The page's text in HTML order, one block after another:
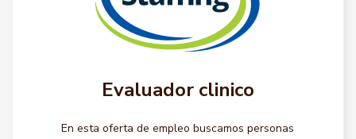
Evaluador clinico
En esta oferta de empleo buscamos personas